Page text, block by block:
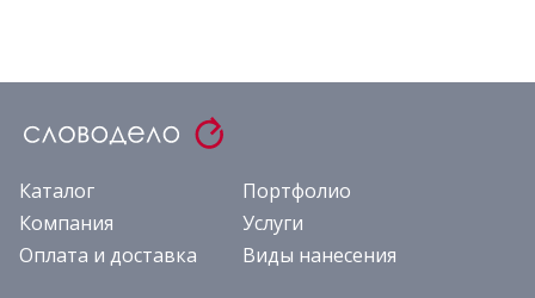
Каталог
Портфолио
Компания
Услуги
Оплата и доставка
Виды нанесения